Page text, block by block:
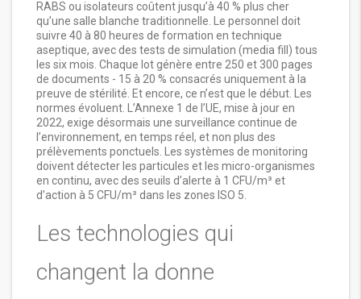
RABS ou isolateurs coûtent jusqu’à 40 % plus cher
qu’une salle blanche traditionnelle. Le personnel doit
suivre 40 à 80 heures de formation en technique
aseptique, avec des tests de simulation (media fill) tous
les six mois. Chaque lot génère entre 250 et 300 pages
de documents - 15 à 20 % consacrés uniquement à la
preuve de stérilité. Et encore, ce n’est que le début. Les
normes évoluent. L’Annexe 1 de l’UE, mise à jour en
2022, exige désormais une surveillance continue de
l’environnement, en temps réel, et non plus des
prélèvements ponctuels. Les systèmes de monitoring
doivent détecter les particules et les micro-organismes
en continu, avec des seuils d’alerte à 1 CFU/m³ et
d’action à 5 CFU/m³ dans les zones ISO 5.
Les technologies qui
changent la donne